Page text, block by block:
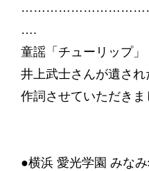
….
童謡「チューリップ」
井上武士さんが遺さ
作詞させていただきま
●横浜 愛光学園 みな